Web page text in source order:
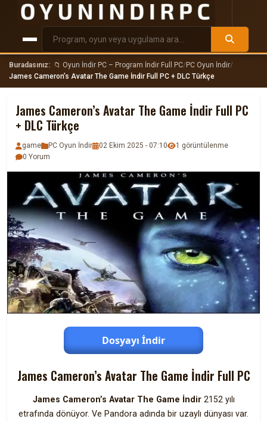
Buradasınız: 📁 Oyun İndir PC – Program İndir Full PC/PC Oyun İndir/
James Cameron’s Avatar The Game İndir Full PC + DLC Türkçe
James Cameron’s Avatar The Game İndir Full PC
+ DLC Türkçe
game PC Oyun İndir 02 Ekim 2025 - 07:10
1 görüntülenme
0 Yorum
Dosyayı İndir
James Cameron’s Avatar The Game İndir Full PC
James Cameron’s Avatar The Game İndir2152 yılı
etrafında dönüyor. Ve Pandora adında bir uzaylı dünyası var.